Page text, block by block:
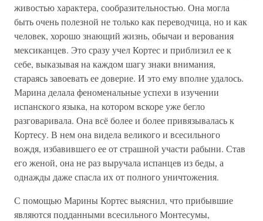
живостью характера, сообразительностью. Она могла
быть очень полезной не только как переводчица, но и как
человек, хорошо знающий жизнь, обычаи и верования
мексиканцев. Это сразу учел Кортес и приблизил ее к
себе, выказывая на каждом шагу знаки внимания,
стараясь завоевать ее доверие. И это ему вполне удалось.
Марина делала феноменальные успехи в изучении
испанского языка, на котором вскоре уже бегло
разговаривала. Она всё более и более привязывалась к
Кортесу. В нем она видела великого и всесильного
вождя, избавившего ее от страшной участи рабыни. Став
его женой, она не раз выручала испанцев из беды, а
однажды даже спасла их от полного уничтожения.
С помощью Марины Кортес выяснил, что прибывшие
являются подданными всесильного Монтесумы,